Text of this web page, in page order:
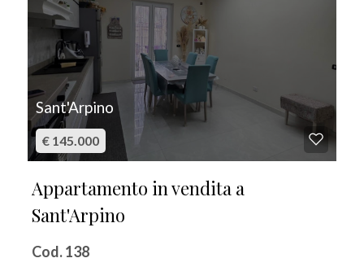
Sant'Arpino
€ 145.000
Appartamento in vendita a
Sant'Arpino
Cod. 138